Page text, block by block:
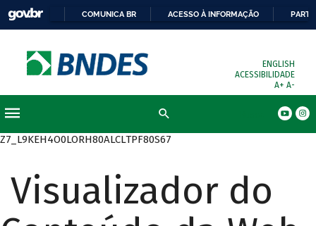
COMUNICA BR ACESSO À INFORMAÇÃO
ENGLISH
ACESSIBILIDADE
A+ A-
Z7_L9KEH4O0LORH80ALCLTPF80S67
Visualizador do